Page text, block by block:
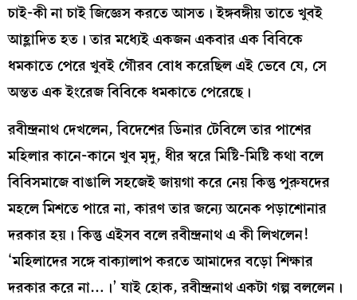
চাই-কী না চাই জিজ্ঞেস করতে আসত। ইঙ্গবঙ্গীয় তাতে খুবই
আহ্লাদিত হত। তার মধ্যেই একজন একবার এক বিবিকে
ধমকাতে পেরে খুবই গৌরব বোধ করেছিল এই ভেবে যে, সে
অন্তত এক ইংরেজ বিবিকে ধমকাতে পেরেছে।
রবীন্দ্রনাথ দেখলেন, বিদেশের ডিনার টেবিলে তার পাশের
মহিলার কানে-কানে খুব মৃদু, ধীর স্বরে মিষ্টি-মিষ্টি কথা বলে
বিবিসমাজে বাঙালি সহজেই জায়গা করে নেয় কিন্তু পুরুষদের
মহলে মিশতে পারে না, কারণ তার জন্যে অনেক পড়াশোনার
দরকার হয়। কিন্তু এইসব বলে রবীন্দ্রনাথ এ কী লিখলেন!
‘মহিলাদের সঙ্গে বাক্যালাপ করতে আমাদের বড়ো শিক্ষার
দরকার করে না…।’ যাই হোক, রবীন্দ্রনাথ একটা গল্প বললেন।